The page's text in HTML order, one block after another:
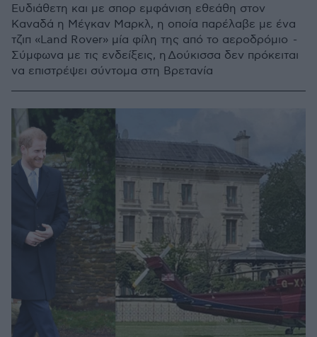
Ευδιάθετη και με σπορ εμφάνιση εθεάθη στον
Καναδά η Μέγκαν Μαρκλ, η οποία παρέλαβε με ένα
τζιπ «Land Rover» μία φίλη της από το αεροδρόμιο -
Σύμφωνα με τις ενδείξεις, η Δούκισσα δεν πρόκειται
να επιστρέψει σύντομα στη Βρετανία